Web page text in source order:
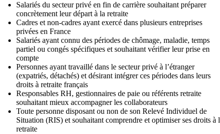
Salariés du secteur privé en fin de carrière souhaitant préparer
concrètement leur départ à la retraite
Cadres et non-cadres ayant exercé dans plusieurs entreprises
privées en France
Salariés ayant connu des périodes de chômage, maladie, temps
partiel ou congés spécifiques et souhaitant vérifier leur prise en
compte
Personnes ayant travaillé dans le secteur privé à l’étranger
(expatriés, détachés) et désirant intégrer ces périodes dans leurs
droits à retraite français
Responsables RH, gestionnaires de paie ou référents retraite
souhaitant mieux accompagner les collaborateurs
Toute personne disposant ou non de son Relevé Individuel de
Situation (RIS) et souhaitant comprendre et optimiser ses droits à
retraite